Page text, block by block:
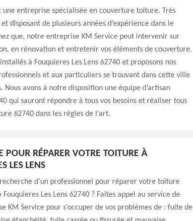
une entreprise spécialisée en couverture toiture. Très
disposant de plusieurs années d’expérience dans le
que, notre entreprise KM Service peut intervenir sur
en rénovation et entretenir vos éléments de couverture.
à Fouquieres Les Lens 62740 et proposons nos
et aux particuliers se trouvant dans cette ville
Nous avons à notre disposition une équipe d’artisan
qui sauront répondre à tous vos besoins et réaliser tous
62740 dans les règles de l’art.
POUR RÉPARER VOTRE TOITURE À
LES LENS
d’un professionnel pour réparer votre toiture
Les Lens 62740 ? Faites appel au service de
KM Service pour s’occuper de vos problèmes de : fuite de